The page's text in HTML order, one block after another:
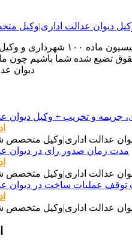
ما بر آنیم که بهترین نتایج را بر اساس تجربیاتمان در دعاوی که به ما می‌سپارید برای شما
حقوق تضیع شده شما باشیم
دیوان
مدت زمان صدور رای در دیوان
توقف عملیات ساخت در دیوان